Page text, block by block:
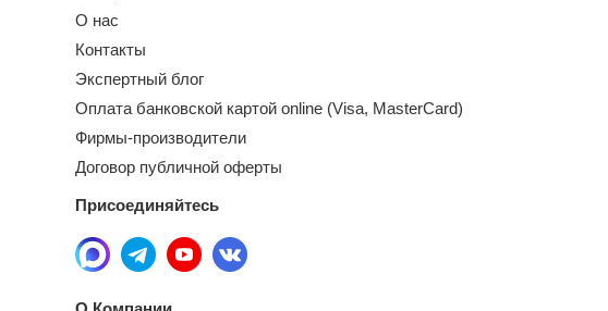
О нас
Контакты
Экспертный блог
Оплата банковской картой online (Visa, MasterCard)
Фирмы-производители
Договор публичной оферты
Присоединяйтесь